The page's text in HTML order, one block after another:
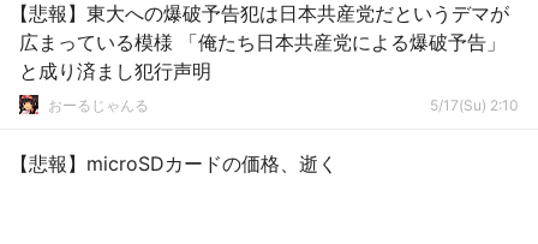
【悲報】東大への爆破予告犯は日本共産党だというデマが
広まっている模様 「俺たち日本共産党による爆破予告」
と成り済まし犯行声明
おーるじゃんる 5/17(Su) 2:10
【悲報】microSDカードの価格、逝く